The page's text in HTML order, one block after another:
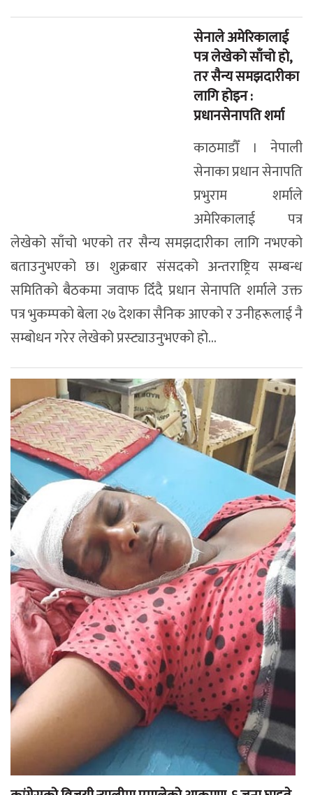
सेनाले अमेरिकालाई
पत्र लेखेको साँचो हो,
तर सैन्य समझदारीका
लागि होइन :
प्रधानसेनापति शर्मा
काठमाडौँ । नेपाली
सेनाका प्रधान सेनापति
प्रभुराम शर्माले
अमेरिकालाई पत्र
लेखेको साँचो भएको तर सैन्य समझदारीका लागि नभएको
बताउनुभएको छ। शुक्रबार संसदको अन्तराष्ट्रिय सम्बन्ध
समितिको बैठकमा जवाफ दिँदै प्रधान सेनापति शर्माले उक्त
पत्र भुकम्पको बेला २७ देशका सैनिक आएको र उनीहरूलाई नै
सम्बोधन गरेर लेखेको प्रस्ट्याउनुभएको हो...